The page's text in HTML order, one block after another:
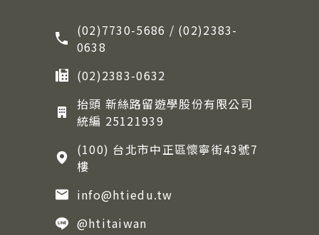
(02)7730-5686 / (02)2383-
0638
(02)2383-0632
抬頭 新絲路留遊學股份有限公司
統編 25121939
(100) 台北市中正區懷寧街43號7
樓
info@htiedu.tw
@htitaiwan